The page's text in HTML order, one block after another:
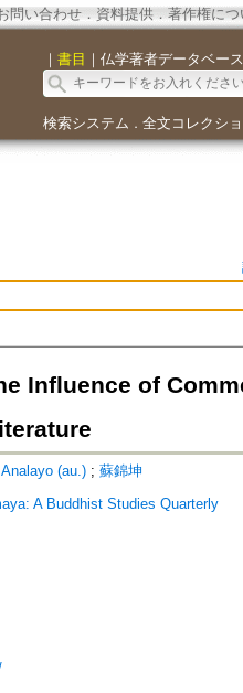
問い合わせ． 資料提供． 著作権につ
｜ 書目 ｜ 仏学著者データベース
検索システム ． 全文コレクシ
Influence of
(au.); 蘇錦坤
A Buddhist Studies Quarterly